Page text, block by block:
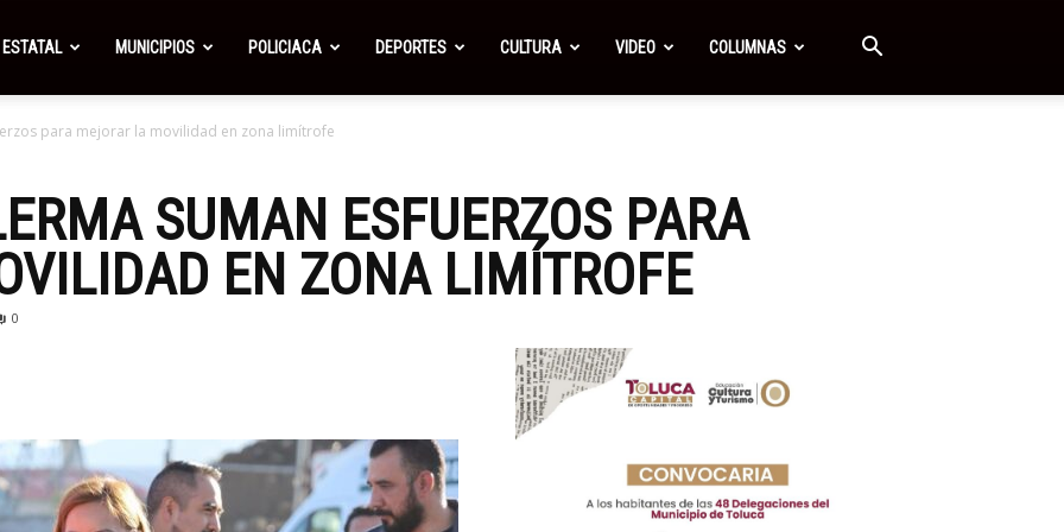
ESTATAL MUNICIPIOS POLICIACA DEPORTES CULTURA VIDEO COLUMNAS
para mejorar la movilidad en zona limítrofe
SUMAN ESFUERZOS PARA
EN ZONA LIMÍTROFE
0